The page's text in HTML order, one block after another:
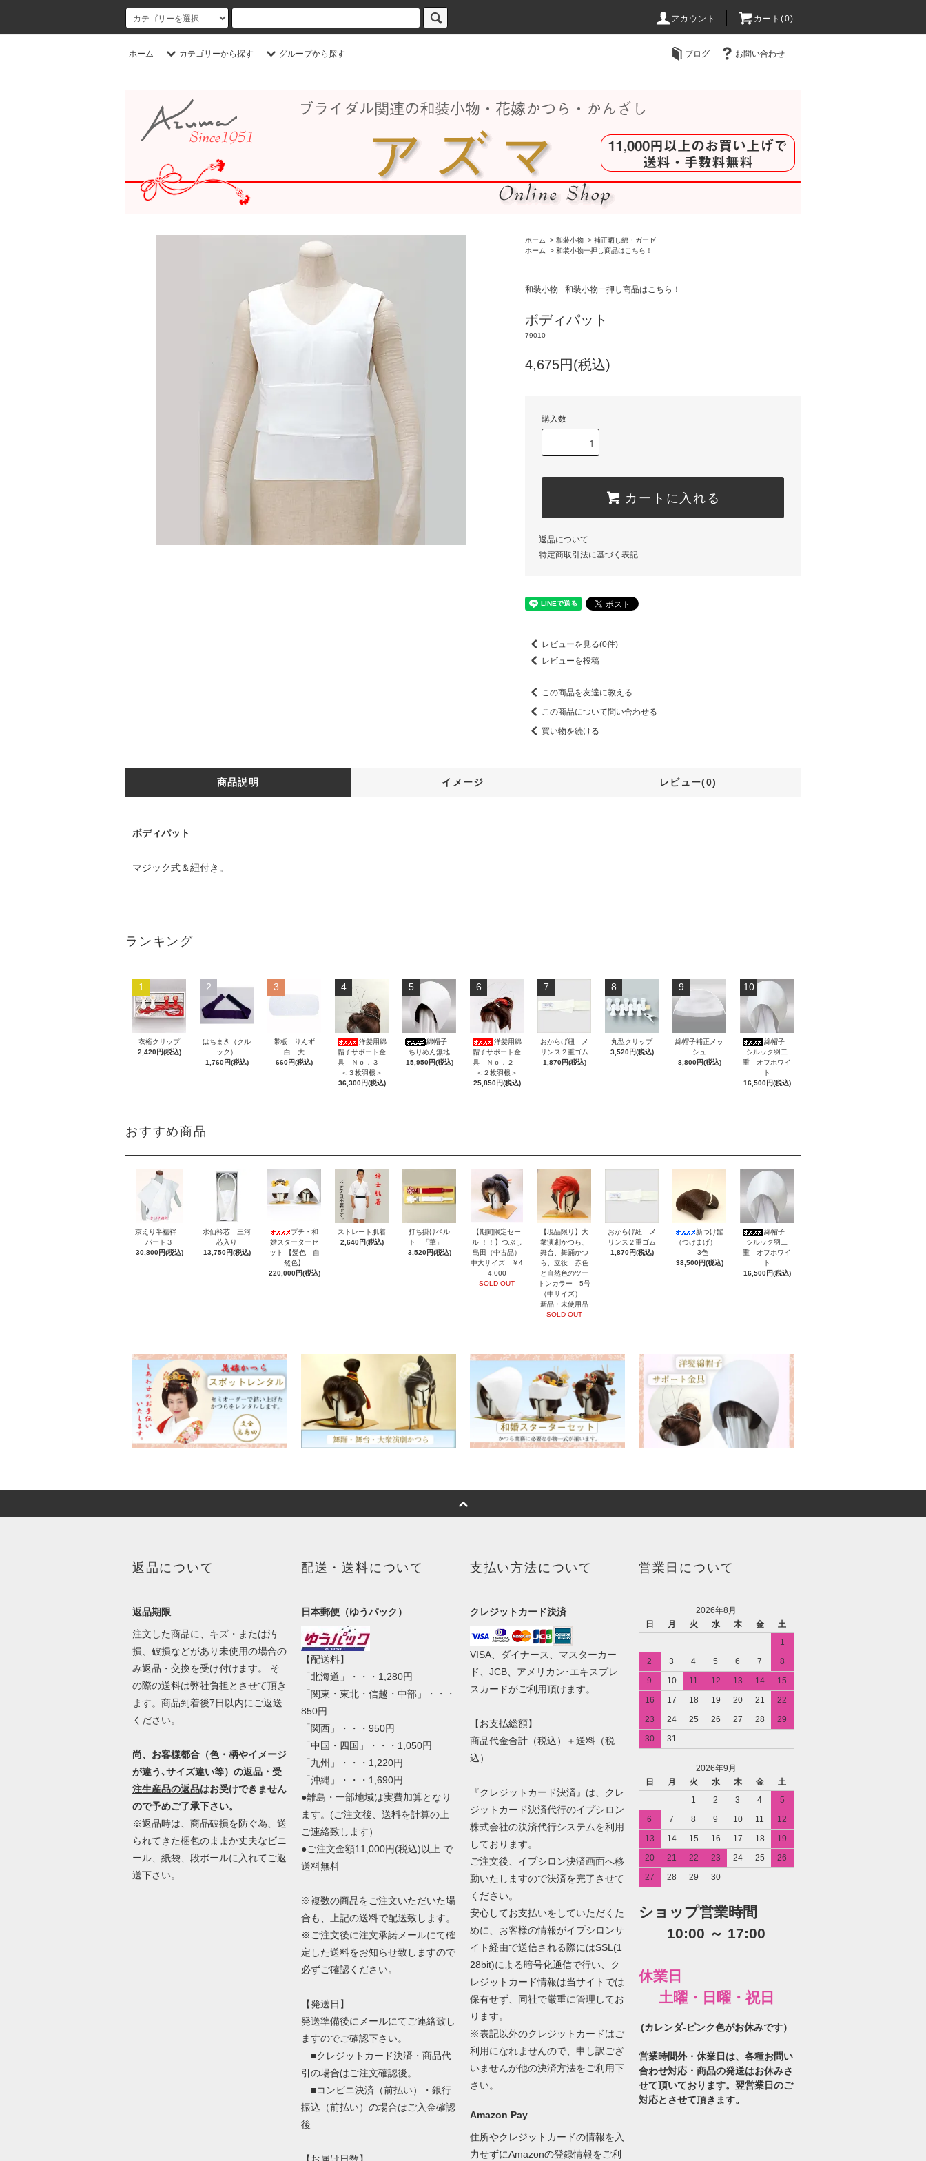
アカウント カート(0)
ホーム カテゴリーから探す グループから探す ブログ お問い合わせ
ホーム > 和装小物 > 補正晒し綿・ガーゼ
ホーム
> 和装小物一押し商品はこちら！
和装小物 和装小物一押し商品はこちら！
ボディパット
79010
4,675円(税込)
購入数
カートに入れる
返品について
特定商取引法に基づく表記
レビューを見る(0件)
レビューを投稿
この商品を友達に教える
この商品について問い合わせる
買い物を続ける
商品説明 イメージ レビュー(0)
ボディパット
マジック式＆紐付き。
ランキング
1
衣桁クリップ
2,420円(税込)
2
はちまき（クル
ック）
1,760円(税込)
3
帯板 りんず
白 大
660円(税込)
4
洋髪用綿
帽子サポート金
具 Ｎｏ．３
＜３枚羽根＞
36,300円(税込)
5
綿帽子
ちりめん無地
15,950円(税込)
6
洋髪用綿
帽子サポート金
具 Ｎｏ．２
＜２枚羽根＞
25,850円(税込)
7
おからげ紐 メ
リンス２重ゴム
1,870円(税込)
8
丸型クリップ
3,520円(税込)
9
綿帽子補正メッ
シュ
8,800円(税込)
10
綿帽子
シルック羽二
重 オフホワイ
ト
16,500円(税込)
おすすめ商品
京えり半襦袢
パート３
30,800円(税込)
水仙衿芯 三河
芯入り
13,750円(税込)
プチ・和
婚スターターセ
ット 【髪色 自
然色】
220,000円(税込)
ストレート肌着
2,640円(税込)
打ち掛けベル
ト 「華」
3,520円(税込)
【期間限定セー
ル ！！】つぶし
島田（中古品）
中大サイズ ￥4
4,000
SOLD OUT
【現品限り】大
衆演劇かつら、
舞台、舞踊かつ
ら、立役 赤色
と自然色のツー
トンカラー 5号
（中サイズ）
新品・未使用品
SOLD OUT
おからげ紐 メ
リンス２重ゴム
1,870円(税込)
新つけ髷
（つけまげ）
3色
38,500円(税込)
綿帽子
シルック羽二
重 オフホワイ
ト
16,500円(税込)
返品について
返品期限
注文した商品に、キズ・または汚
損、破損などがあり未使用の場合の
み返品・交換を受け付けます。 そ
の際の送料は弊社負担とさせて頂き
ます。商品到着後7日以内にご返送
ください。
尚、 お客様都合（色・柄やイメージ
が違う､サイズ違い等）の返品・受
注生産品の返品はお受けできません
ので予めご了承下さい。
※返品時は、商品破損を防ぐ為、送
られてきた梱包のままか丈夫なビニ
ール、紙袋、段ボールに入れてご返
送下さい。
配送・送料について
日本郵便（ゆうパック）
【配送料】
「北海道」・・・1,280円
「関東・東北・信越・中部」・・・
850円
「関西」・・・950円
「中国・四国」・・・1,050円
「九州」・・・1,220円
「沖縄」・・・1,690円
●離島・一部地域は実費加算となり
ます。(ご注文後、送料を計算の上
ご連絡致します）
●ご注文金額11,000円(税込)以上 で
送料無料
※複数の商品をご注文いただいた場
合も、上記の送料で配送致します。
※ご注文後に注文承諾メールにて確
定した送料をお知らせ致しますので
必ずご確認ください。
【発送日】
発送準備後にメールにてご連絡致し
ますのでご確認下さい。
■クレジットカード決済・商品代
引の場合はご注文確認後。
■コンビニ決済（前払い）・銀行
振込（前払い）の場合はご入金確認
後
支払い方法について
クレジットカード決済
VISA、ダイナース、マスターカー
ド、JCB、アメリカン･エキスプレ
スカードがご利用頂けます。
【お支払総額】
商品代金合計（税込）＋送料（税
込）
『クレジットカード決済』は、クレ
ジットカード決済代行のイプシロン
株式会社の決済代行システムを利用
しております。
ご注文後、イプシロン決済画面へ移
動いたしますので決済を完了させて
ください。
安心してお支払いをしていただくた
めに、お客様の情報がイプシロンサ
イト経由で送信される際にはSSL(1
28bit)による暗号化通信で行い、ク
レジットカード情報は当サイトでは
保有せず、同社で厳重に管理してお
ります。
※表記以外のクレジットカードはご
利用になれませんので、申し訳ござ
いませんが他の決済方法をご利用下
さい。
Amazon Pay
住所やクレジットカードの情報を入
力せずにAmazonの登録情報をご利
営業日について
2026年8月
日
月 火 水 木 金
土
1
2
3 4 5 6 7
8
9
10 11 12 13 14
15
16
17 18 19 20 21
22
23
24 25 26 27 28
29
30
31
2026年9月
日
月 火 水 木 金
土
1
2 3 4
5
6
7 8 9 10 11
12
13
14 15 16 17 18
19
20
21 22 23 24 25
26
27
28 29 30
ショップ営業時間
10:00 ～ 17:00
休業日
土曜・日曜・祝日
(カレンダ-ピンク色がお休みです）
営業時間外・休業日は、各種お問い
合わせ対応・商品の発送はお休みさ
せて頂いております。翌営業日のご
対応とさせて頂きます。